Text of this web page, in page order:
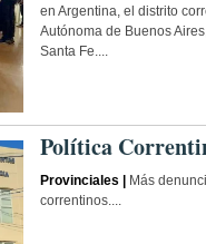
en Argentina, el distrito
Autónoma de Buenos
Santa Fe....
Política
Provinciales |
Más
correntinos....